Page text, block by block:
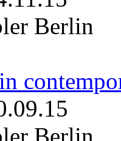
Berlin
Berlin